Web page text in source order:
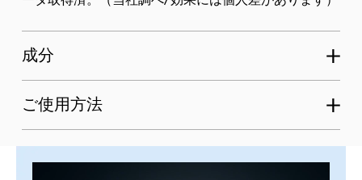
成分
ご使用方法